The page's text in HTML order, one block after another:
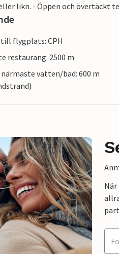
likn. - Öppen och övertäckt
flygplats: CPH
restaurang: 2500 m
vatten/bad: 600 m